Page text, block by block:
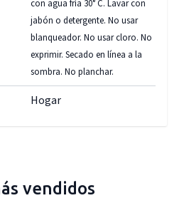
con agua fría 30° C. Lavar con
jabón o detergente. No usar
blanqueador. No usar cloro. No
exprimir. Secado en línea a la
sombra. No planchar.
Hogar
vendidos